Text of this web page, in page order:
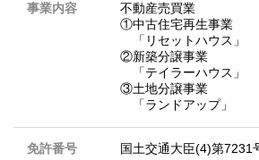
事業内容
不動産売買業
①中古住宅再生事業
「リセットハウス」
②新築分譲事業
「テイラーハウス」
③土地分譲事業
「ランドアップ」
免許番号 国土交通大臣(4)第7231